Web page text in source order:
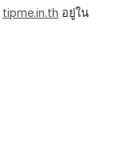
tipme.in.th อยู่ใน